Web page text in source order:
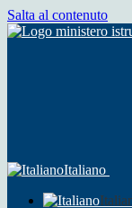
Salta al contenuto
Italiano